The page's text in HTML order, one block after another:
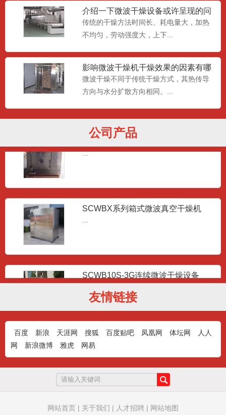
介绍一下微波干燥设备或许呈现的问
题及解决方法
传统的干燥方法时间长、耗电量大，加热
不均匀，劳动强度大，上下...
影响微波干燥机干燥效果的因素有哪
些?
微波干燥不同于传统干燥方式，其热传导
方向与水分扩散方向相同。...
公司产品
SCWB12S-5Z微波真空干燥设备(静
态微功防爆型）
...
SCWB60S-5Z 微波真空干燥设备
...
SCWB1S-5Z微波真空干燥设备
...
SCWBX系列箱式微波真空干燥机
SCWB10S-3G连续微波干燥设备
...
连续微波干燥设备
...
连续微波干燥设备
友情链接
百度 新浪 天涯网 搜狐 百度贴吧 凤凰网 体坛网
人人
网
新浪微博 雅虎 网易
网站首页 | 关于我们 | 人才招聘 | 网站地图